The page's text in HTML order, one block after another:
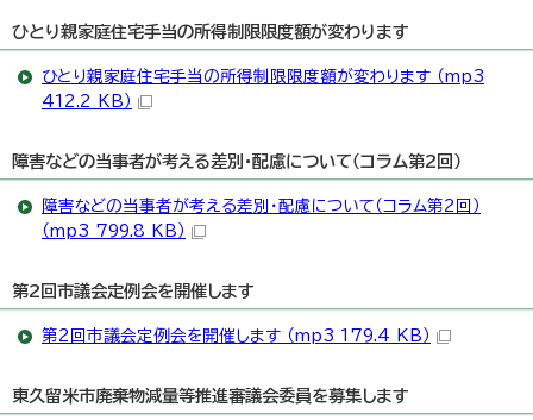
ひとり親家庭住宅手当の所得制限限度額が変わります
ひとり親家庭住宅手当の所得制限限度額が変わります （mp3
412.2 KB）
障害などの当事者が考える差別・配慮について（コラム第2回）
障害などの当事者が考える差別・配慮について（コラム第2回）
（mp3 799.8 KB）
第2回市議会定例会を開催します
第2回市議会定例会を開催します （mp3 179.4 KB）
東久留米市廃棄物減量等推進審議会委員を募集します